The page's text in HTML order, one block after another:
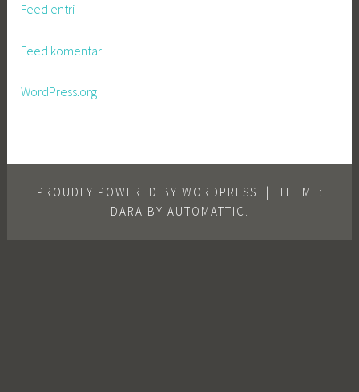
Feed entri
Feed komentar
WordPress.org
PROUDLY POWERED BY WORDPRESS |
THEME:
DARA BY AUTOMATTIC .